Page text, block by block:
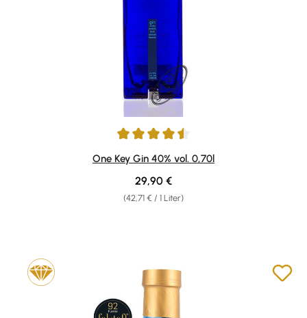
Durchschnittliche Bewertung von 4.6 von 5 Sternen
One Key Gin 40% vol. 0,70l
(42,71 € / 1 Liter)
Regulärer Preis:
29,90 €